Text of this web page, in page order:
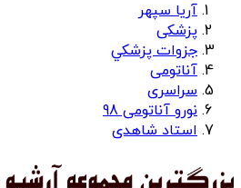
آریا سپهر
پزشکی
جزوات پزشكي
آناتومی
سراسری
نورو آناتومی 98
استاد شاهدی